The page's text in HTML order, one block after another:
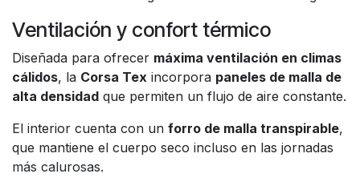
Ventilación y confort térmico
Diseñada para ofrecer máxima ventilación en climas
cálidos, la Corsa Tex incorpora paneles de malla de
alta densidad que permiten un flujo de aire constante.
El interior cuenta con un forro de malla transpirable,
que mantiene el cuerpo seco incluso en las jornadas
más calurosas.